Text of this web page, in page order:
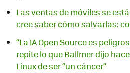
Las ventas de móviles se
cree saber cómo salvarlas:
“La IA Open Source es
repite lo que Ballmer dijo
Linux de ser “un cáncer”